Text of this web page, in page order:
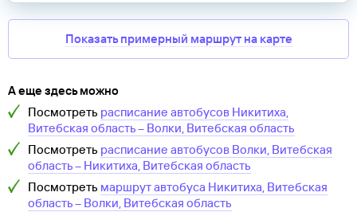
Показать примерный маршрут на карте
А еще здесь можно
Посмотреть расписание автобусов Никитиха,
Витебская область– Волки, Витебская область
Посмотреть расписание автобусов Волки, Витебская
область– Никитиха, Витебская область
Посмотреть маршрут автобуса Никитиха, Витебская
область– Волки, Витебская область